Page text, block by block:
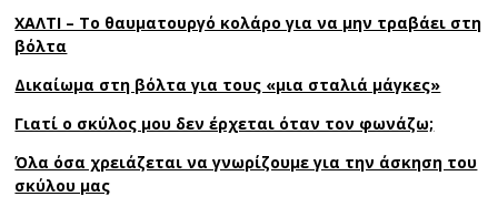
ΧΑΛΤΙ – Το θαυματουργό κολάρο για να μην τραβάει στη
βόλτα
Δικαίωμα στη βόλτα για τους «μια σταλιά μάγκες»
Γιατί ο σκύλος μου δεν έρχεται όταν τον φωνάζω;
Όλα όσα χρειάζεται να γνωρίζουμε για την άσκηση του
σκύλου μας